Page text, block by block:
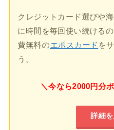
クレジットカード選びや
に時間を毎回使い続ける
費無料のエポスカード を
う。
＼今なら2000円分
詳細